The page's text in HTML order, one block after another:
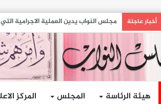
أخبار عاجلة مجلس النواب يدين الهجمات الإرهابية
هيئة الرئاسة المجلس المركز